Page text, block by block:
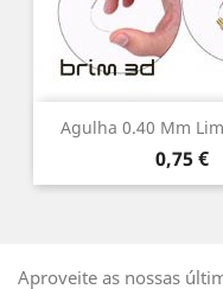
Agulha 0.40 Mm
Preço
0,75 €
Aproveite as nossas